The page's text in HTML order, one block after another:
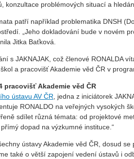
konzultace problémových situací a
patří například problematika DNSH
„Jeho dokladování bude v novém
Jitka Baťková.
s JAKNAJAK, což členové RONALDA
a pracovišť Akademie věd ČR v
pracovišť Akademie věd ČR
ústavu AV ČR, jedna z iniciátorek
RONALDO na veřejných vysokých
sdílet různá témata: od projektové
dopad na výzkumné instituce.“
ústavy Akademie věd ČR, dosud
také o větší zapojení vedení ústavů i